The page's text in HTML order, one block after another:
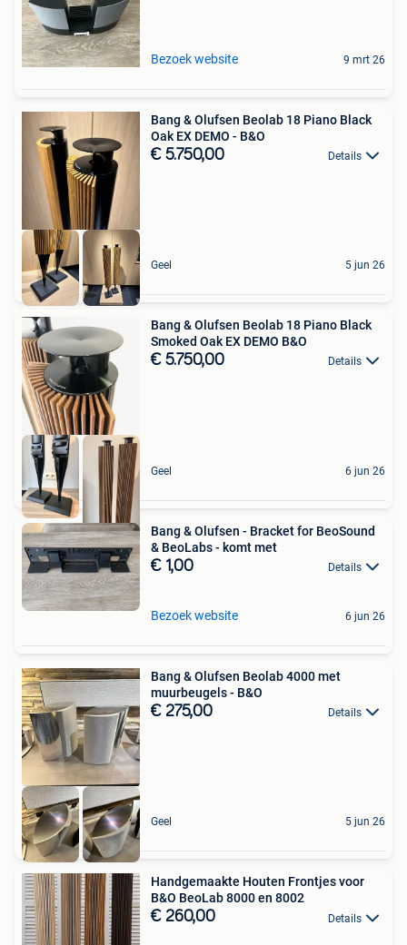
Bezoek website 9 mrt 26
Bang & Olufsen Beolab 18 Piano Black
Oak EX DEMO - B&O
€ 5.750,00 Details
Geel 5 jun 26
Bang & Olufsen Beolab 18 Piano Black
Smoked Oak EX DEMO B&O
€ 5.750,00 Details
Geel 6 jun 26
Bang & Olufsen - Bracket for BeoSound
& BeoLabs - komt met
€ 1,00 Details
Bezoek website 6 jun 26
Bang & Olufsen Beolab 4000 met
muurbeugels - B&O
€ 275,00 Details
Geel 5 jun 26
Handgemaakte Houten Frontjes voor
B&O BeoLab 8000 en 8002
€ 260,00 Details